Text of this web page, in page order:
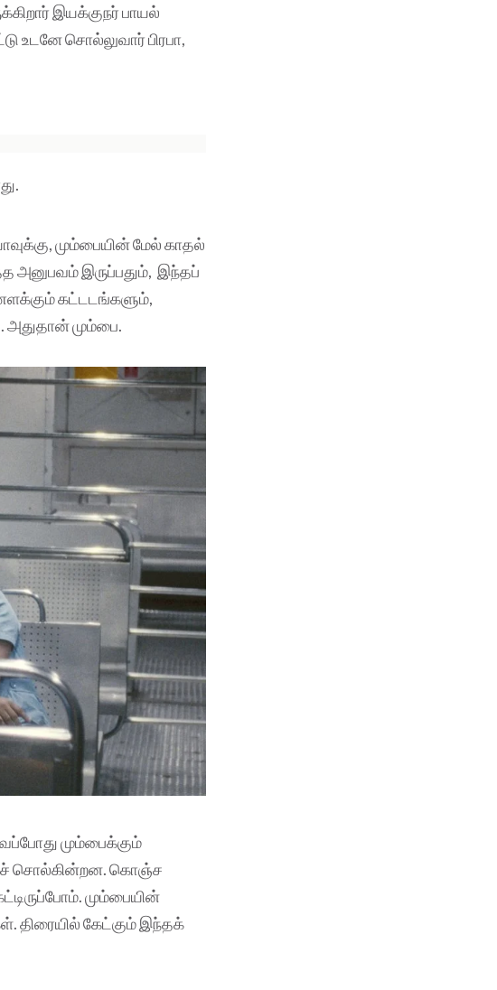
இயக்குநர் பாயல்
உடனே சொல்லுவார் பிரபா,
மும்பையின் மேல் காதல்
அனுபவம் இருப்பதும், இந்தப்
கட்டடங்களும்,
அதுதான் மும்பை.
மும்பைக்கும்
சொல்கின்றன. கொஞ்ச
மும்பையின்
திரையில் கேட்கும் இந்தக்